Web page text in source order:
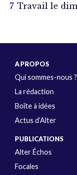
Travail le
A PROPOS
Qui sommes-nous ?
La rédaction
Boîte à idées
Actus d’Alter
PUBLICATIONS
Alter Échos
Focales